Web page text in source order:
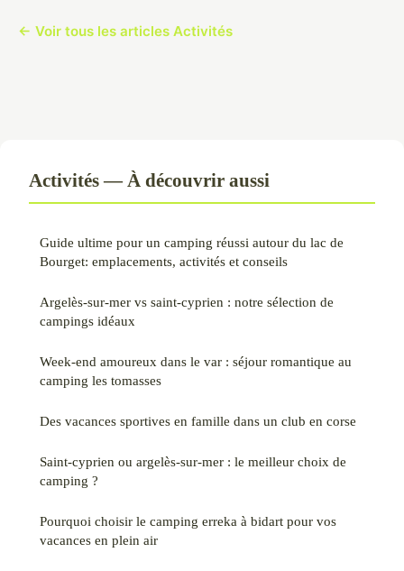
← Voir tous les articles Activités
Activités — À découvrir aussi
Guide ultime pour un camping réussi autour du lac de
Bourget: emplacements, activités et conseils
Argelès-sur-mer vs saint-cyprien : notre sélection de
campings idéaux
Week-end amoureux dans le var : séjour romantique au
camping les tomasses
Des vacances sportives en famille dans un club en corse
Saint-cyprien ou argelès-sur-mer : le meilleur choix de
camping ?
Pourquoi choisir le camping erreka à bidart pour vos
vacances en plein air